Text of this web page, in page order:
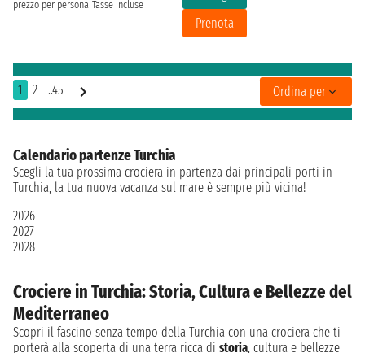
prezzo per persona Tasse incluse
Prenota
1 2 ..45 Ordina per
Calendario partenze Turchia
Scegli la tua prossima crociera in partenza dai principali porti in
Turchia, la tua nuova vacanza sul mare è sempre più vicina!
2026
2027
2028
Crociere in Turchia: Storia, Cultura e Bellezze del
Mediterraneo
Scopri il fascino senza tempo della Turchia con una crociera che ti
porterà alla scoperta di una terra ricca di storia, cultura e bellezze